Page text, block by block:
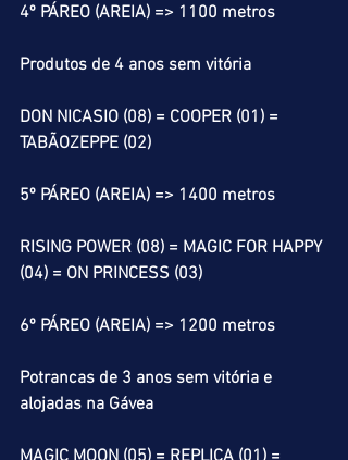
4º PÁREO (AREIA) => 1100 metros
Produtos de 4 anos sem vitória
DON NICASIO (08) = COOPER (01) =
TABÃOZEPPE (02)
5º PÁREO (AREIA) => 1400 metros
RISING POWER (08) = MAGIC FOR HAPPY
(04) = ON PRINCESS (03)
6º PÁREO (AREIA) => 1200 metros
Potrancas de 3 anos sem vitória e
alojadas na Gávea